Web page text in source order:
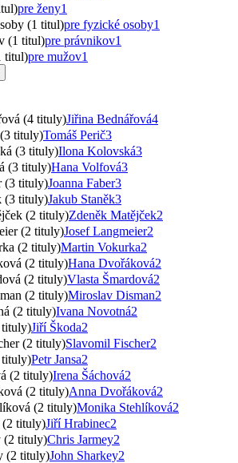
pre ženy1
(1 titul)pre fyzické osoby1
(1 titul)pre právnikov1
titul)pre mužov1
(4 tituly)Jiřina Bednářová4
tituly)Tomáš Perič3
(3 tituly)Ilona Kolovská3
(3 tituly)Hana Volfová3
(3 tituly)Joanna Faber3
(3 tituly)Jakub Staněk3
(2 tituly)Zdeněk Matějček2
(2 tituly)Josef Langmeier2
(2 tituly)Martin Vokurka2
(2 tituly)Hana Dvořáková2
(2 tituly)Vlasta Šmardová2
(2 tituly)Miroslav Disman2
(2 tituly)Ivana Novotná2
tituly)Jiří Škoda2
(2 tituly)Slavomil Fischer2
tituly)Petr Jansa2
(2 tituly)Irena Šáchová2
(2 tituly)Anna Dvořáková2
(2 tituly)Monika Stehlíková2
(2 tituly)Jiří Hrabinec2
(2 tituly)Chris Jarmey2
(2 tituly)John Sharkey2